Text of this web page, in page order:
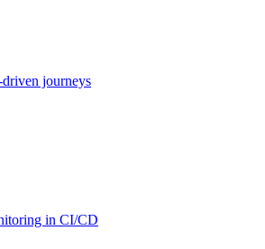
journeys
in CI/CD